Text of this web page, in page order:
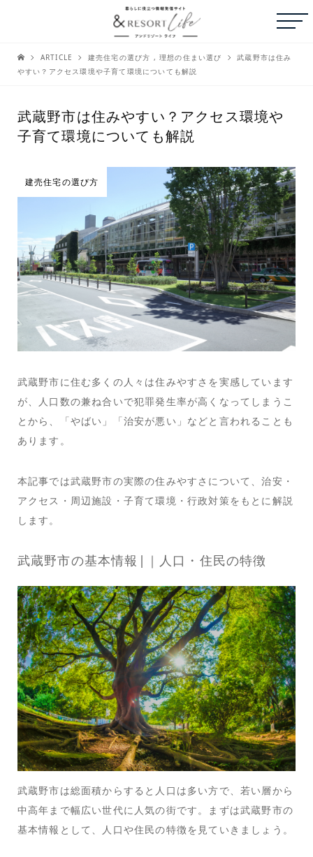
ARTICLE 建売住宅の選び方 , 理想の住まい選び
武蔵野市は住み
やすい？アクセス環境や子育て環境についても解説
武蔵野市は住みやすい？アクセス環境や
子育て環境についても解説
建売住宅の選び方
武蔵野市に住む多くの人々は住みやすさを実感しています
が、人口数の兼ね合いで犯罪発生率が高くなってしまうこ
とから、「やばい」「治安が悪い」などと言われることも
あります。
本記事では武蔵野市の実際の住みやすさについて、治安・
アクセス・周辺施設・子育て環境・行政対策をもとに解説
します。
武蔵野市の基本情報|｜人口・住民の特徴
武蔵野市は総面積からすると人口は多い方で、若い層から
中高年まで幅広い世代に人気の街です。まずは武蔵野市の
基本情報として、人口や住民の特徴を見ていきましょう。